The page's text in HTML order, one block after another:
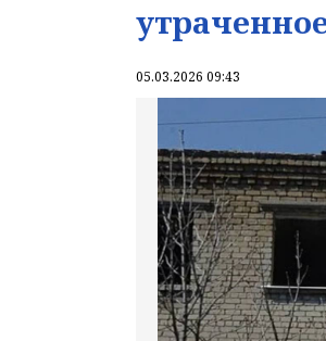
05.03.2026 09:43